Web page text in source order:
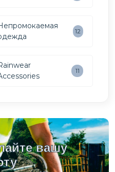
12
11
вашу